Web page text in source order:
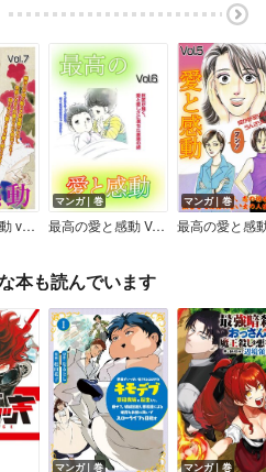
最高の愛と感動 vol.7
マンガ｜巻
最高の愛と感動 Vol.6
マンガ｜巻
本も読んでいます
マンガ｜巻 マンガ｜巻